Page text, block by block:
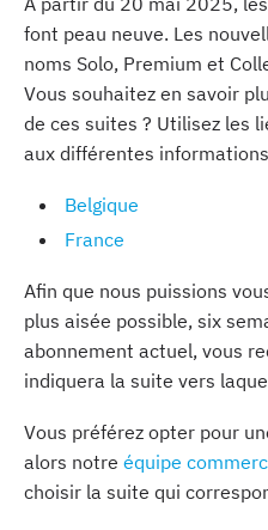
font peau neuve. Les
noms Solo, Premium et
Vous souhaitez en savoir
de ces suites ? Utilisez les
aux différentes
Belgique
France
Afin que nous puissions
plus aisée possible, six
abonnement actuel, vous
indiquera la suite vers
Vous préférez opter pour
alors notre équipe
choisir la suite qui